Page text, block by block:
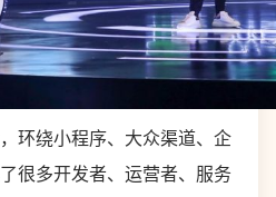
环绕小程序、大众渠道、企
很多开发者、运营者、服务